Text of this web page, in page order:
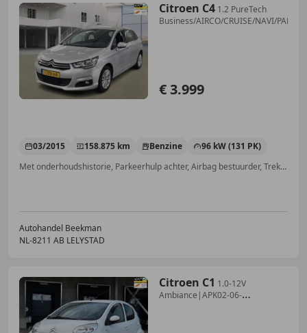
Citroen C4 1.2 PureTech
Business/AIRCO/CRUISE/NAVI/
€ 3.999
03/2015 158.875 km Benzine
96 kW (131 PK)
Met onderhoudshistorie, Parkeerhulp achter, Airbag bestuurder, Trekhaak, Getinte ramen, Lendensteun, Navigatiesysteem, Emergency Brake Assist
Autohandel Beekman
NL-8211 AB LELYSTAD
Citroen C1 1.0-12V
Ambiance|APK02-06-